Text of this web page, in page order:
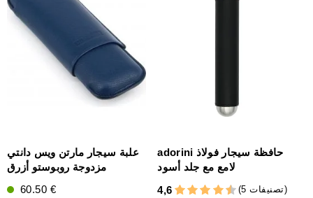
علبة سيجار مارتن ويس دانتي
مزدوجة روبوستو أزرق
60.50 €
adorini حافظة سيجار فولاذ
لامع مع جلد أسود
4,6
(5 تصنيفات)